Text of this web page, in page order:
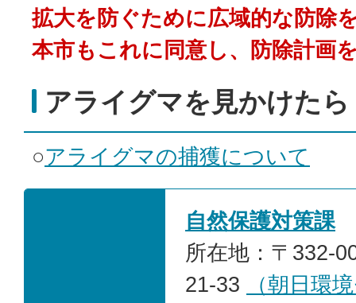
拡大を防ぐために広域的な防除
本市もこれに同意し、防除計画
アライグマを見かけたら
○アライグマの捕獲について
自然保護対策課
所在地：〒332-
21-33
（朝日環